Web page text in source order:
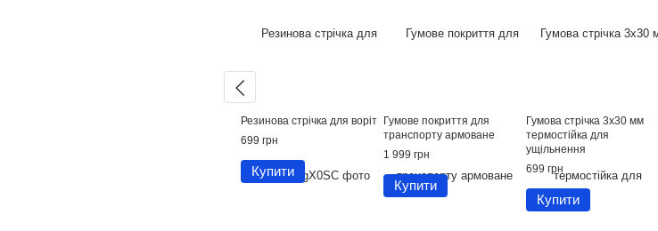
Резинова стрічка для воріт
699 грн
Купити
Гумове покриття для
транспорту армоване
1 999 грн
Купити
Гумова стрічка 3х30 мм
термостійка для
ущільнення
699 грн
Купити